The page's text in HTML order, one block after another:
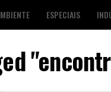
ESPECIAIS